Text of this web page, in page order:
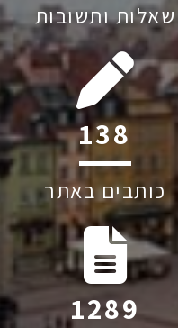
שאלות ותשובות
202
כותבים באתר
1884